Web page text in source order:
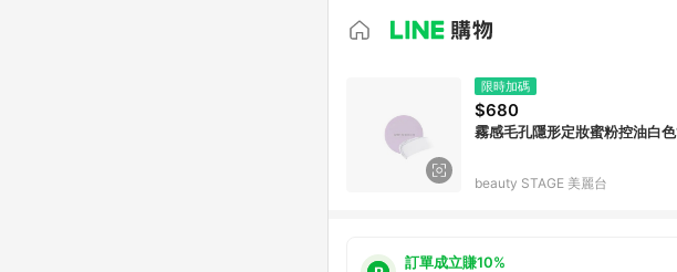
限時加碼
$680
霧感毛孔隱形定妝蜜粉控油白
beauty STAGE 美麗台
訂單成立賺10%